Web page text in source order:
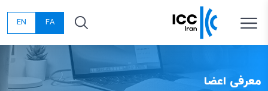
FA
EN
معرفی اعضا